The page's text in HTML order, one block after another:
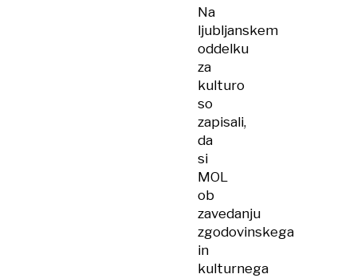
Na
ljubljanskem
oddelku
za
kulturo
so
zapisali,
da
si
MOL
ob
zavedanju
zgodovinskega
in
kulturnega